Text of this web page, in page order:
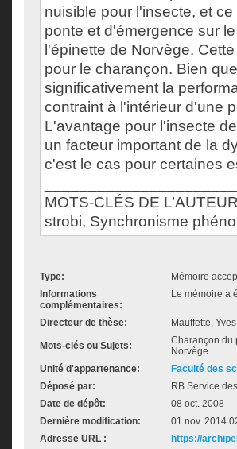
nuisible pour l'insecte, et
ponte et d'émergence sur
l'épinette de Norvège.
pour le charançon. Bien
significativement la
contraint à l'intérieur d'une
L'avantage pour l'insecte
un facteur important de la
c'est le cas pour certaines
MOTS-CLÉS DE
strobi, Synchronisme
Type:
Mémoire
Informations
complémentaires:
Le mémoire a
Directeur de thèse: Mauffette, Yves
Mots-clés ou Sujets:
Charançon du
Norvège
Unité d'appartenance:
Faculté des
Déposé par:
RB Service
Date de dépôt:
08 oct. 2008
Dernière modification:
01 nov. 2014
Adresse URL :
https://